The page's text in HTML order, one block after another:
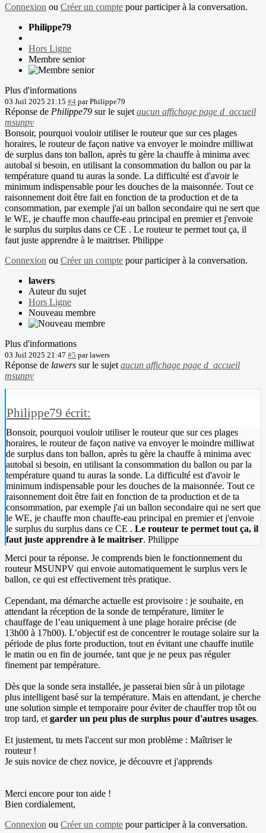
Connexion ou Créer un compte pour participer à la conversation.
Philippe79
Hors Ligne
Membre senior
Plus d'informations
03 Juil 2025 21:15 #4 parPhilippe79
Réponse de Philippe79 sur le sujet aucun affichage page d_accueil
msunpv
Bonsoir, pourquoi vouloir utiliser le routeur que sur ces plages
horaires, le routeur de façon native va envoyer le moindre milliwat
de surplus dans ton ballon, après tu gère la chauffe à minima avec
autobal si besoin, en utilisant la consommation du ballon ou par la
température quand tu auras la sonde. La difficulté est d'avoir le
minimum indispensable pour les douches de la maisonnée. Tout ce
raisonnement doit être fait en fonction de ta production et de ta
consommation, par exemple j'ai un ballon secondaire qui ne sert que
le WE, je chauffe mon chauffe-eau principal en premier et j'envoie
le surplus du surplus dans ce CE . Le routeur te permet tout ça, il
faut juste apprendre à le maitriser. Philippe
Connexion ou Créer un compte pour participer à la conversation.
lawers
Auteur du sujet
Hors Ligne
Nouveau membre
Plus d'informations
03 Juil 2025 21:47 #5 parlawers
Réponse de lawers sur le sujet aucun affichage page d_accueil
msunpv
Philippe79 écrit:
Bonsoir, pourquoi vouloir utiliser le routeur que sur ces plages
horaires, le routeur de façon native va envoyer le moindre milliwat
de surplus dans ton ballon, après tu gère la chauffe à minima avec
autobal si besoin, en utilisant la consommation du ballon ou par la
température quand tu auras la sonde. La difficulté est d'avoir le
minimum indispensable pour les douches de la maisonnée. Tout ce
raisonnement doit être fait en fonction de ta production et de ta
consommation, par exemple j'ai un ballon secondaire qui ne sert que
le WE, je chauffe mon chauffe-eau principal en premier et j'envoie
le surplus du surplus dans ce CE . Le routeur te permet tout ça, il
faut juste apprendre à le maitriser. Philippe
Merci pour ta réponse. Je comprends bien le fonctionnement du
routeur MSUNPV qui envoie automatiquement le surplus vers le
ballon, ce qui est effectivement très pratique.
Cependant, ma démarche actuelle est provisoire : je souhaite, en
attendant la réception de la sonde de température, limiter le
chauffage de l’eau uniquement à une plage horaire précise (de
13h00 à 17h00). L’objectif est de concentrer le routage solaire sur la
période de plus forte production, tout en évitant une chauffe inutile
le matin ou en fin de journée, tant que je ne peux pas réguler
finement par température.
Dès que la sonde sera installée, je passerai bien sûr à un pilotage
plus intelligent basé sur la température. Mais en attendant, je cherche
une solution simple et temporaire pour éviter de chauffer trop tôt ou
trop tard, et garder un peu plus de surplus pour d'autres usages.
Et justement, tu mets l'accent sur mon problème : Maîtriser le
routeur !
Je suis novice de chez novice, je découvre et j'apprends
Merci encore pour ton aide !
Bien cordialement,
Connexion ou Créer un compte pour participer à la conversation.